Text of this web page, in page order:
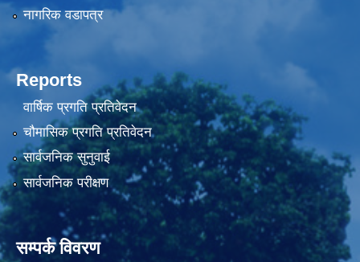
नागरिक वडापत्र
Reports
वार्षिक प्रगति प्रतिवेदन
चौमासिक प्रगति प्रतिवेदन
सार्वजनिक सुनुवाई
सार्वजनिक परीक्षण
सम्पर्क विवरण